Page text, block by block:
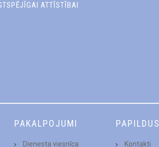
ATTĪSTĪBAI
PAKALPOJUMI
Dienesta viesnīca
PAPILDUS
Kontakti